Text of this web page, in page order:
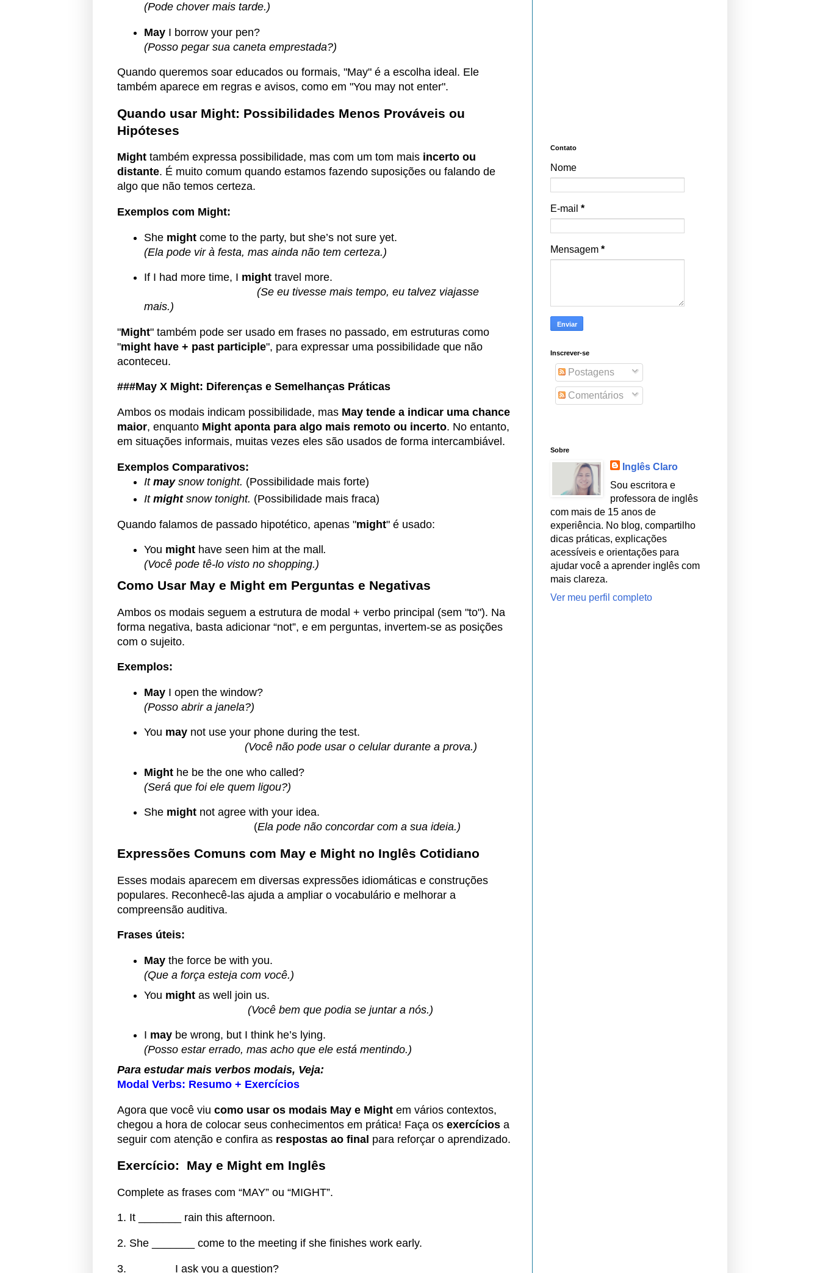
(Pode chover mais tarde.)
May I borrow your pen?
(Posso pegar sua caneta emprestada?)
Quando queremos soar educados ou formais, "May" é a escolha ideal. Ele
também aparece em regras e avisos, como em "You may not enter".
Quando usar Might: Possibilidades Menos Prováveis ou
Hipóteses
Might também expressa possibilidade, mas com um tom mais incerto ou
distante. É muito comum quando estamos fazendo suposições ou falando de
algo que não temos certeza.
Exemplos com Might:
She might come to the party, but she’s not sure yet.
(Ela pode vir à festa, mas ainda não tem certeza.)
If I had more time, I might travel more.
(Se eu tivesse mais tempo, eu talvez viajasse
mais.)
"Might" também pode ser usado em frases no passado, em estruturas como
"might have + past participle", para expressar uma possibilidade que não
aconteceu.
###May X Might: Diferenças e Semelhanças Práticas
Ambos os modais indicam possibilidade, mas May tende a indicar uma chance
maior, enquanto Might aponta para algo mais remoto ou incerto. No entanto,
em situações informais, muitas vezes eles são usados de forma intercambiável.
Exemplos Comparativos:
It maysnow tonight. (Possibilidade mais forte)
It mightsnow tonight. (Possibilidade mais fraca)
Quando falamos de passado hipotético, apenas "might" é usado:
You might have seen him at the mall .
(Você pode tê-lo visto no shopping.)
Como Usar May e Might em Perguntas e Negativas
Ambos os modais seguem a estrutura de modal + verbo principal (sem "to"). Na
forma negativa, basta adicionar “not”, e em perguntas, invertem-se as posições
com o sujeito.
Exemplos:
May I open the window?
(Posso abrir a janela?)
You may not use your phone during the test.
(Você não pode usar o celular durante a prova.)
Might he be the one who called?
(Será que foi ele quem ligou?)
She might not agree with your idea.
(Ela pode não concordar com a sua ideia.)
Expressões Comuns com May e Might no Inglês Cotidiano
Esses modais aparecem em diversas expressões idiomáticas e construções
populares. Reconhecê-las ajuda a ampliar o vocabulário e melhorar a
compreensão auditiva.
Frases úteis:
May the force be with you.
(Que a força esteja com você.)
You might as well join us.
(Você bem que podia se juntar a nós.)
I may be wrong, but I think he’s lying.
(Posso estar errado, mas acho que ele está mentindo.)
Para estudar mais verbos modais, Veja:
Modal Verbs: Resumo + Exercícios
Agora que você viu como usar os modais May e Might em vários contextos,
chegou a hora de colocar seus conhecimentos em prática! Faça os exercícios a
seguir com atenção e confira as respostas ao final para reforçar o aprendizado.
Exercício: May e Might em Inglês
Complete as frases com “MAY” ou “MIGHT”.
1. It _______ rain this afternoon.
2. She _______ come to the meeting if she finishes work early.
3. _______ I ask you a question?
Contato
Nome
E-mail *
Mensagem *
Inscrever-se
Postagens
Comentários
Sobre
Inglês Claro
Sou escritora e
professora de inglês
com mais de 15 anos de
experiência. No blog, compartilho
dicas práticas, explicações
acessíveis e orientações para
ajudar você a aprender inglês com
mais clareza.
Ver meu perfil completo